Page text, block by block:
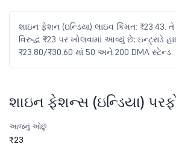
શાઇન ફેશન (ઇન્ડિયા) લાઇવ કિંમત: ₹23.43.
વિરુદ્ધ ₹23 પર ખોલવામાં આવ્યું છે; ઇન્ટ્રાડે
₹23.80/₹30.60 માં 50 અને 200 DMA સ્ટેન્ડ.
શાઇન ફેશન્સ (ઇન્ડિયા)
આજનું ઓછું
₹23